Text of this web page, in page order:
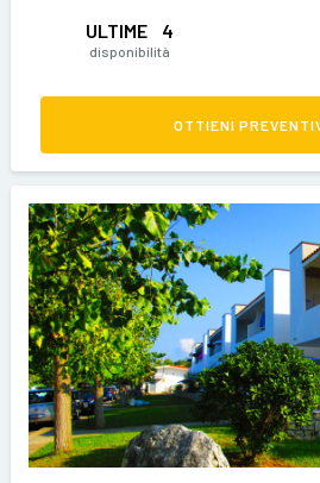
ULTIME 4
disponibilità
OTTIENI